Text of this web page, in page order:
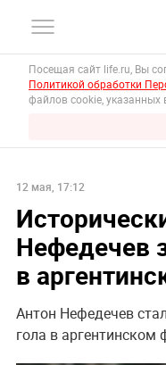
Посещая сайт life.ru, Вы
Политикой обработки
файлов cookie, указанных
12 мая, 17:12
Нефедечев
в
Антон Нефедечев
гола в аргентинском